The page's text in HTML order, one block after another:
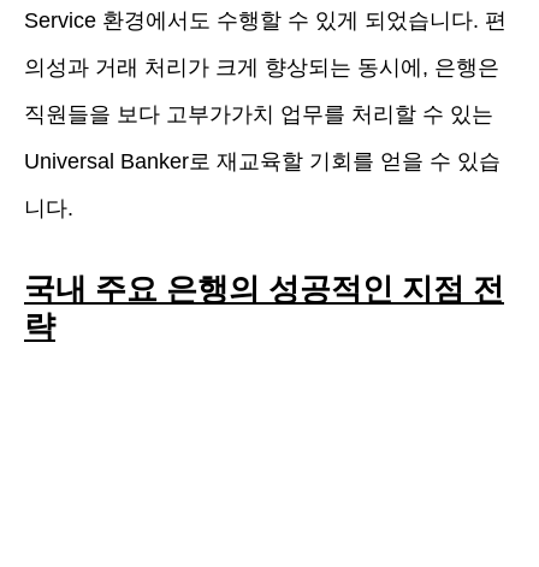
Service 환경에서도 수행할 수 있게 되었습니다. 편
의성과 거래 처리가 크게 향상되는 동시에, 은행은
직원들을 보다 고부가가치 업무를 처리할 수 있는
Universal Banker로 재교육할 기회를 얻을 수 있습
니다.
국내 주요 은행의 성공적인 지점 전
략